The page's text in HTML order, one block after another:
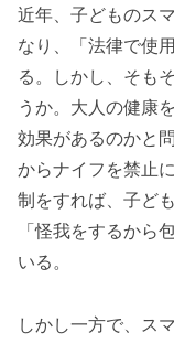
近年、子どものス
なり、「法律で使
る。しかし、そも
うか。大人の健康
効果があるのかと
からナイフを禁止
制をすれば、子ど
「怪我をするから
いる。
しかし一方で、ス